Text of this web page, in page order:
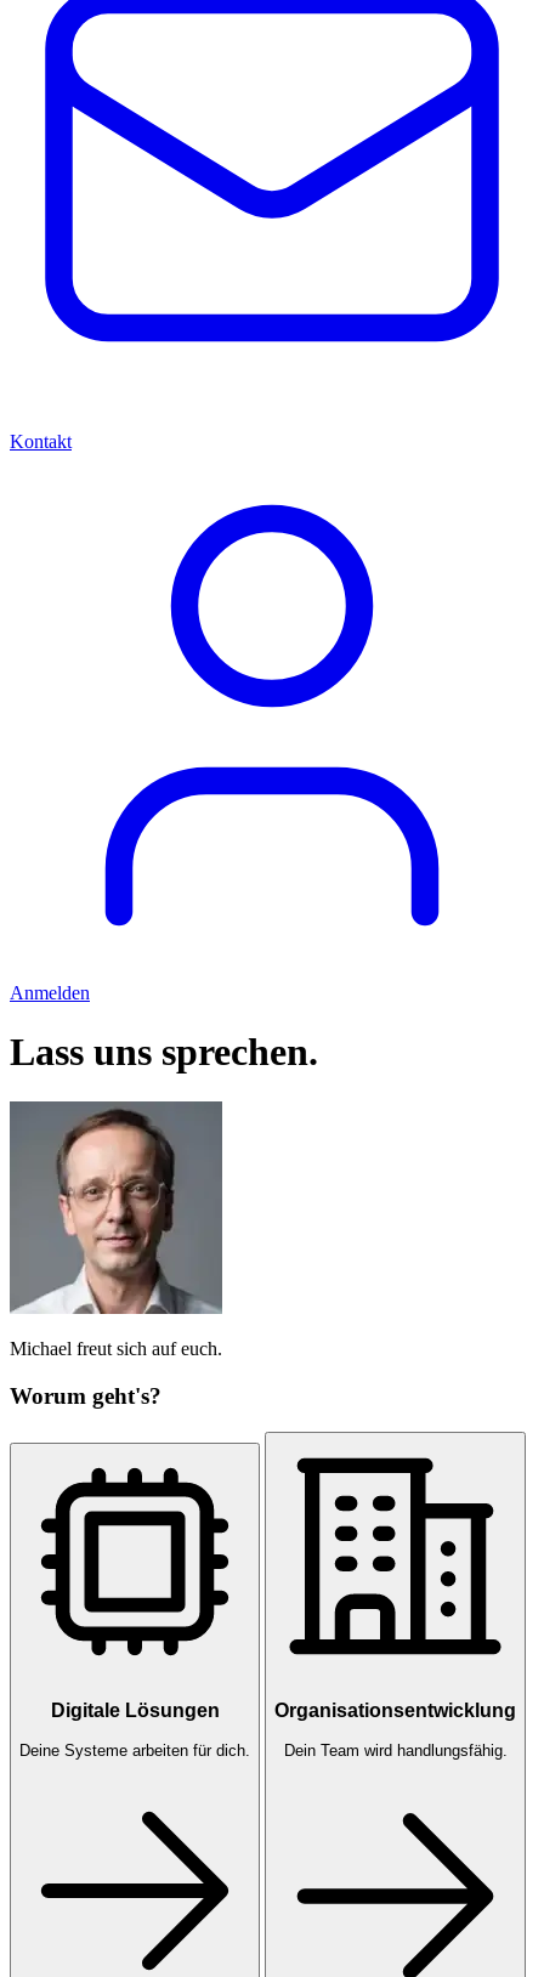
Kontakt
Anmelden
Lass uns sprechen.
Michael freut sich auf euch.
Worum geht's?
Digitale Lösungen
Deine Systeme arbeiten für dich.
Organisationsentwicklung
Dein Team wird handlungsfähig.